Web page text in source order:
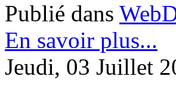
Publié dans
En savoir plus...
Jeudi, 03 Juillet